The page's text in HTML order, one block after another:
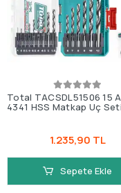
Total TACSDL51506 15
4341 HSS Matkap Uç Seti
1.235,90 TL
Sepete Ekle